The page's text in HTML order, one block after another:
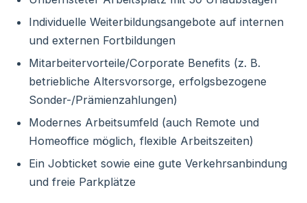
Individuelle Weiterbildungsangebote auf internen
und externen Fortbildungen
Mitarbeitervorteile/Corporate Benefits (z. B.
betriebliche Altersvorsorge, erfolgsbezogene
Sonder-/Prämienzahlungen)
Modernes Arbeitsumfeld (auch Remote und
Homeoffice möglich, flexible Arbeitszeiten)
Ein Jobticket sowie eine gute Verkehrsanbindung
und freie Parkplätze